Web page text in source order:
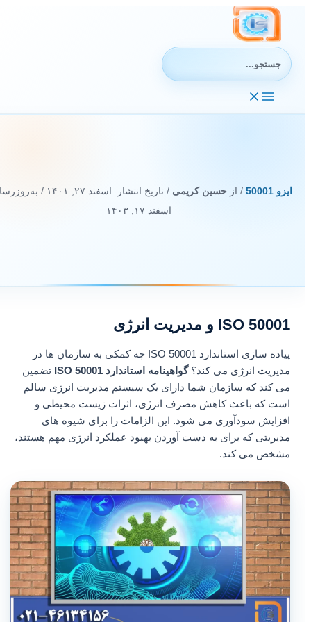
جستجوی:
ایزو 50001 / از حسین کریمی / تاریخ انتشار: اسفند ۲۷, ۱۴۰۱
/
اسفند ۱۷, ۱۴۰۳
ISO 50001 و مدیریت انرژی
پیاده سازی استاندارد ISO 50001 چه کمکی به سازمان ها در
مدیریت انرژی می کند؟گواهینامه استاندارد ISO 50001
تضمین
می کند که سازمان شما دارای یک سیستم مدیریت انرژی سالم
است که باعث کاهش مصرف انرژی، اثرات زیست محیطی و
افزایش سودآوری می شود. این الزامات را برای شیوه های
مدیریتی که برای به دست آوردن بهبود عملکرد انرژی مهم هستند،
مشخص می کند.